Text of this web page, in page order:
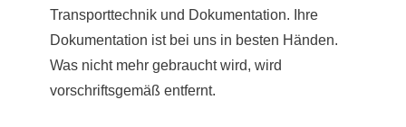
Transporttechnik und Dokumentation. Ihre
Dokumentation ist bei uns in besten Händen.
Was nicht mehr gebraucht wird, wird
vorschriftsgemäß entfernt.